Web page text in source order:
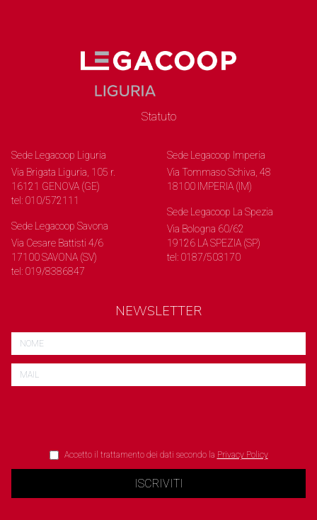
Statuto
Sede Legacoop Liguria
Via Brigata Liguria, 105 r.
16121 GENOVA (GE)
tel: 010/572111
Sede Legacoop Savona
Via Cesare Battisti 4/6
17100 SAVONA (SV)
tel: 019/8386847
Sede Legacoop Imperia
Via Tommaso Schiva, 48
18100 IMPERIA (IM)
Sede Legacoop La Spezia
Via Bologna 60/62
19126 LA SPEZIA (SP)
tel: 0187/503170
NEWSLETTER
Accetto il trattamento dei dati secondo la Privacy Policy
ISCRIVITI